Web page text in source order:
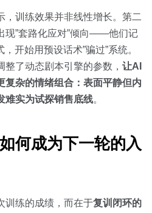
，训练效果并非线性增长。第二
现”套路化应对”倾向——他们记
开始用预设话术”骗过”系统。
了动态剧本引擎的参数， 让AI
复杂的情绪组合：表面平静但内
难实为试探销售底线。
何成为下一轮的入
训练的成绩，而在于复训闭环的